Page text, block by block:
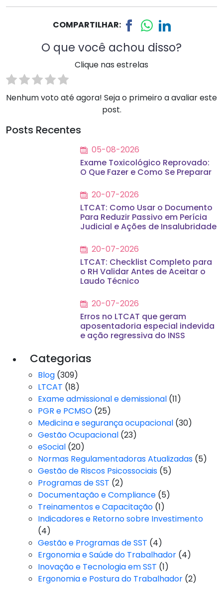
COMPARTILHAR:
O que você achou disso?
Clique nas estrelas
Nenhum voto até agora! Seja o primeiro a avaliar este
post.
Posts Recentes
05-08-2026
Exame Toxicológico Reprovado:
O Que Fazer e Como Se Preparar
20-07-2026
LTCAT: Como Usar o Documento
Para Reduzir Passivo em Perícia
Judicial e Ações de Insalubridade
20-07-2026
LTCAT: Checklist Completo para
o RH Validar Antes de Aceitar o
Laudo Técnico
20-07-2026
Erros no LTCAT que geram
aposentadoria especial indevida
e ação regressiva do INSS
Categorias
Blog (309)
LTCAT (18)
Exame admissional e demissional (11)
PGR e PCMSO (25)
Medicina e segurança ocupacional (30)
Gestão Ocupacional (23)
eSocial (20)
Normas Regulamentadoras Atualizadas (5)
Gestão de Riscos Psicossociais (5)
Programas de SST (2)
Documentação e Compliance (5)
Treinamentos e Capacitação (1)
Indicadores e Retorno sobre Investimento
(4)
Gestão e Programas de SST (4)
Ergonomia e Saúde do Trabalhador (4)
Inovação e Tecnologia em SST (1)
Ergonomia e Postura do Trabalhador (2)